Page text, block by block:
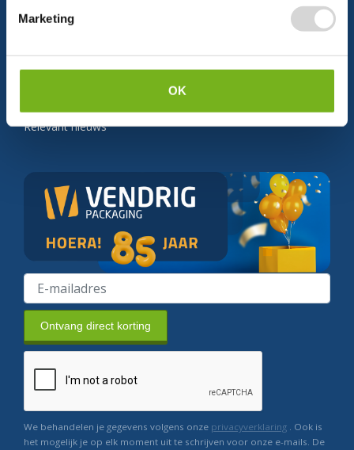
Marketing
OK
Schrijf je in en ontvang direct
Persoonlijke korting
Krijg af en toe mails van ons
Relevant nieuws
Ontvang direct korting
We behandelen je gegevens volgens onze privacyverklaring . Ook is
het mogelijk je op elk moment uit te schrijven voor onze e-mails. De